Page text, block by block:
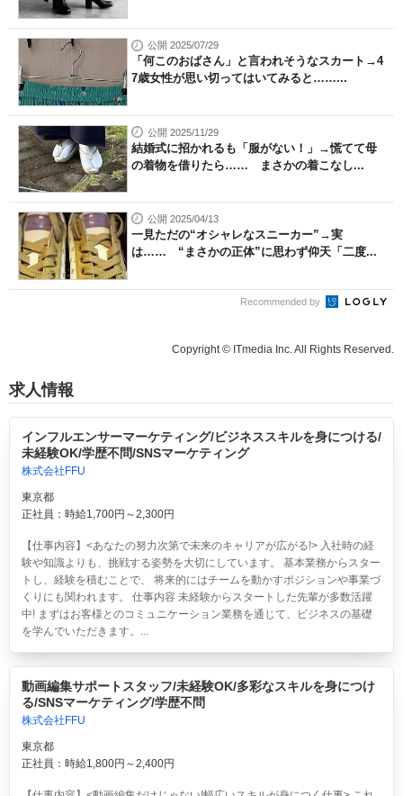
公開 2025/07/29
「何このおばさん」と言われそうなスカート→4
7歳女性が思い切ってはいてみると……...
公開 2025/11/29
結婚式に招かれるも「服がない！」→慌てて母
の着物を借りたら…… まさかの着こなし...
公開 2025/04/13
一見ただの“オシャレなスニーカー”→実
は…… “まさかの正体”に思わず仰天「二度...
Recommended by
Copyright © ITmedia Inc. All Rights Reserved.
求人情報
インフルエンサーマーケティング/ビジネススキルを身につける/
未経験OK/学歴不問/SNSマーケティング
株式会社FFU
東京都
正社員：時給1,700円～2,300円
【仕事内容】<あなたの努力次第で未来のキャリアが広がる!> 入社時の経
験や知識よりも、挑戦する姿勢を大切にしています。 基本業務からスター
トし、経験を積むことで、 将来的にはチームを動かすポジションや事業づ
くりにも関われます。 仕事内容 未経験からスタートした先輩が多数活躍
中! まずはお客様とのコミュニケーション業務を通じて、ビジネスの基礎
を学んでいただきます。...
動画編集サポートスタッフ/未経験OK/多彩なスキルを身につけ
る/SNSマーケティング/学歴不問
株式会社FFU
東京都
正社員：時給1,800円～2,400円